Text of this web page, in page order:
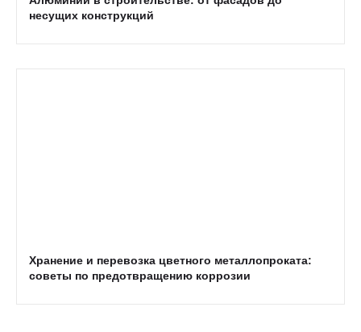
несущих конструкций
Хранение и перевозка цветного металлопроката:
советы по предотвращению коррозии